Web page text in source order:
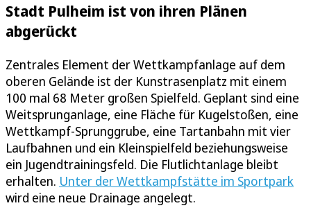
Stadt Pulheim ist von ihren Plänen
abgerückt
Zentrales Element der Wettkampfanlage auf dem
oberen Gelände ist der Kunstrasenplatz mit einem
100 mal 68 Meter großen Spielfeld. Geplant sind eine
Weitsprunganlage, eine Fläche für Kugelstoßen, eine
Wettkampf-Sprunggrube, eine Tartanbahn mit vier
Laufbahnen und ein Kleinspielfeld beziehungsweise
ein Jugendtrainingsfeld. Die Flutlichtanlage bleibt
erhalten. Unter der Wettkampfstätte im Sportpark
wird eine neue Drainage angelegt.